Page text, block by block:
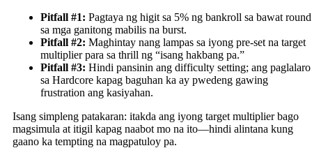
Pitfall #1: Pagtaya ng higit sa 5% ng bankroll sa bawat round
sa mga ganitong mabilis na burst.
Pitfall #2: Maghintay nang lampas sa iyong pre‑set na target
multiplier para sa thrill ng “isang hakbang pa.”
Pitfall #3: Hindi pansinin ang difficulty setting; ang paglalaro
sa Hardcore kapag baguhan ka ay pwedeng gawing
frustration ang kasiyahan.
Isang simpleng patakaran: itakda ang iyong target multiplier bago
magsimula at itigil kapag naabot mo na ito—hindi alintana kung
gaano ka tempting na magpatuloy pa.